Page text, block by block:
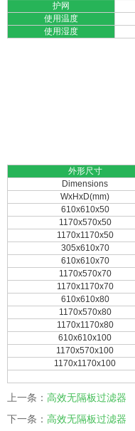
护网
使用温度
使用湿度
外形尺寸
Dimensions
WxHxD(mm)
610x610x50
1170x570x50
1170x1170x50
305x610x70
610x610x70
1170x570x70
1170x1170x70
610x610x80
1170x570x80
1170x1170x80
610x610x100
1170x570x100
1170x1170x100
上一条： 高效无隔板过滤器
下一条： 高效无隔板过滤器